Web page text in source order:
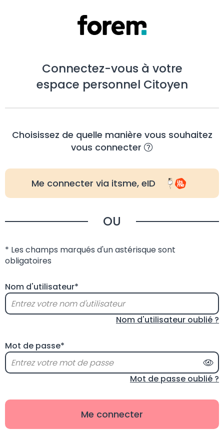
Connectez-vous à votre
espace personnel Citoyen
Choisissez de quelle manière vous souhaitez
vous connecter
Me connecter via itsme, eID
OU
* Les champs marqués d'un astérisque sont
obligatoires
Nom d'utilisateur*
Nom d'utilisateur oublié ?
Mot de passe*
Mot de passe oublié ?
Me connecter